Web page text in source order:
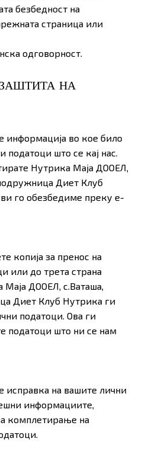
безбедност на
страница или
одговорност.
НА
информација во кое било
податоци што се кај нас.
Нутрика Маја ДООЕЛ,
Диет Клуб
го обезбедиме преку е-
копија за пренос на
или до трета страна
Маја ДООЕЛ, с.Ваташа,
Диет Клуб Нутрика ги
податоци. Ова ги
податоци што ни се нам
исправка на вашите лични
информациите,
комплетирање на